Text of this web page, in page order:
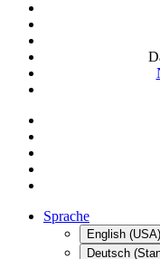
Sprache
English (USA)
Deutsch